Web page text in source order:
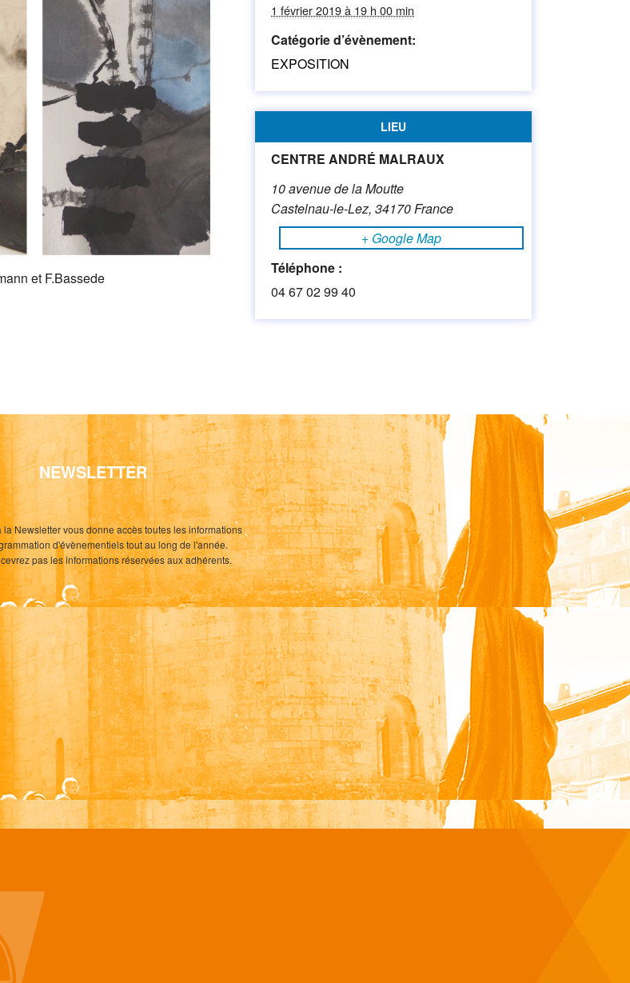
et F.Bassede
1 février 2019 à 19 h 00 min
Catégorie d’évènement:
EXPOSITION
LIEU
CENTRE ANDRÉ MALRAUX
10 avenue de la Moutte
Castelnau-le-Lez, 34170France
+ Google Map
Téléphone :
04 67 02 99 40
NEWSLETTER
la Newsletter vous donne accès toutes les informations
d'évènementiels tout au long de l'année.
pas les informations réservées aux adhérents.